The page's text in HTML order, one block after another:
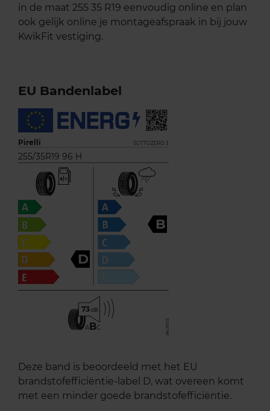
in de maat 255 35 R19 eenvoudig online en plan
ook gelijk online je montageafspraak in bij jouw
KwikFit vestiging.
EU Bandenlabel
Pirelli SOTTOZERO 3
255/35R19 96 H
D
B
73
ABC
Deze band is beoordeeld met het EU
brandstofefficiëntie-label D, wat overeen komt
met een minder goede brandstofefficiëntie.